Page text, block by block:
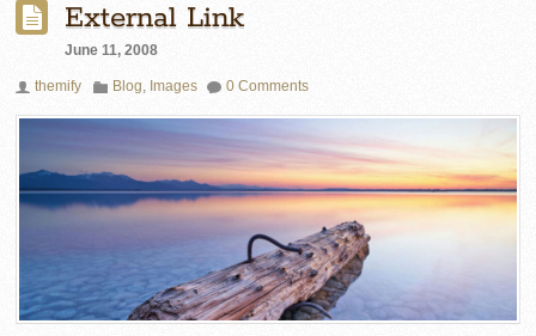
External Link
June 11, 2008
themify Blog Images 0 Comments